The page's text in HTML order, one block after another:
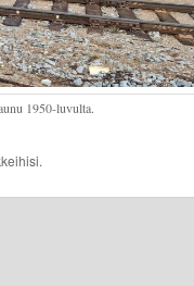
1950-luvulta.